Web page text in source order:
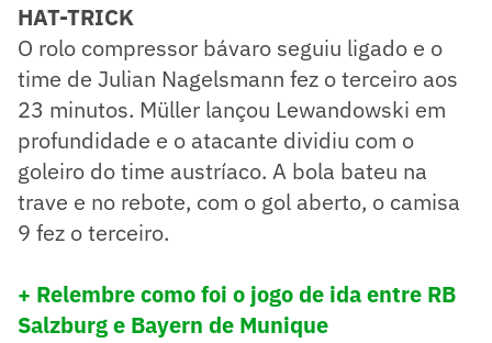
HAT-TRICK
O rolo compressor bávaro seguiu ligado e o
time de Julian Nagelsmann fez o terceiro aos
23 minutos. Müller lançou Lewandowski em
profundidade e o atacante dividiu com o
goleiro do time austríaco. A bola bateu na
trave e no rebote, com o gol aberto, o camisa
9 fez o terceiro.
+ Relembre como foi o jogo de ida entre RB
Salzburg e Bayern de Munique